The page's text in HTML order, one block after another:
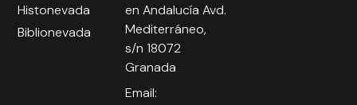
Histonevada
Biblionevada
en Andalucía Avd.
Mediterráneo,
s/n 18072
Granada
Email: